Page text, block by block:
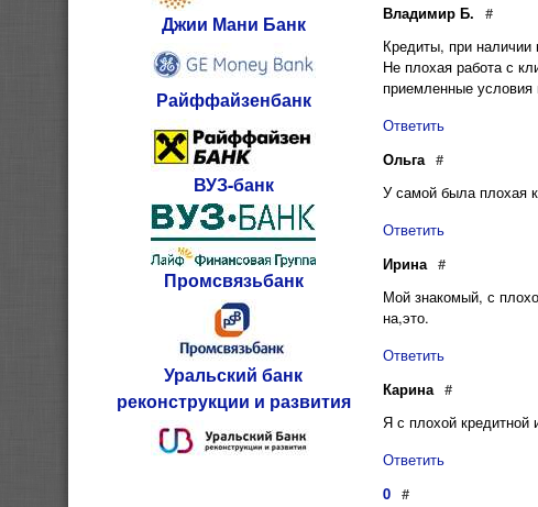
Джии Мани Банк
Райффайзенбанк
ВУЗ-банк
Промсвязьбанк
Уральский банк
реконструкции и развития
Владимир Б. #
Кредиты, при наличии
Не плохая работа с
приемленные условия
Ответить
Ольга #
У самой была плохая
Ответить
Ирина #
Мой знакомый, с
на,это.
Ответить
Карина #
Я с плохой кредитной
Ответить
0 #